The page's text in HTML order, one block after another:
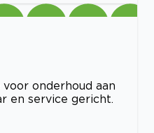
onderhoud aan
en service gericht.